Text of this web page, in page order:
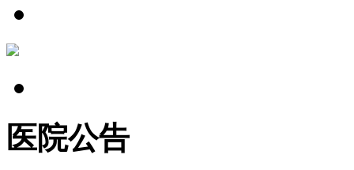
医院公告